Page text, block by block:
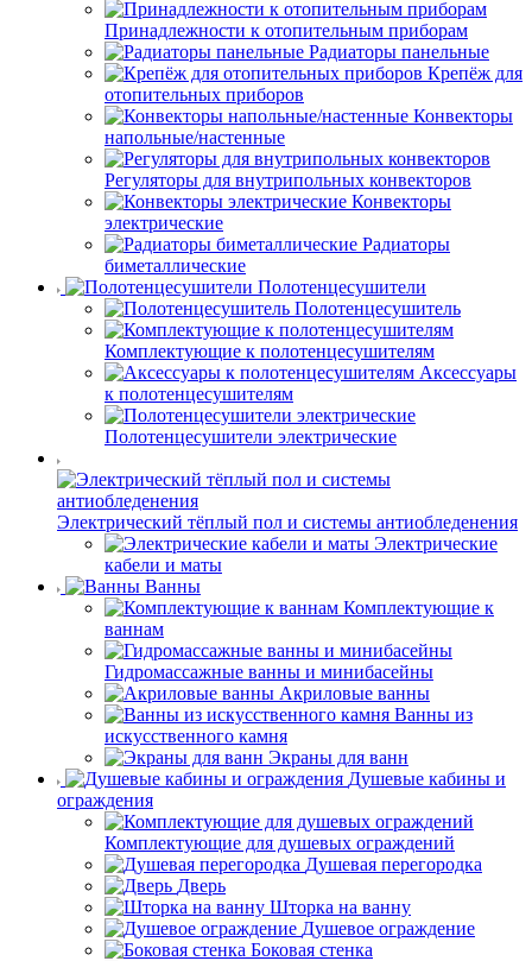
Принадлежности к отопительным приборам
Радиаторы панельные
Крепёж для
отопительных приборов
Конвекторы
напольные/настенные
Регуляторы для внутрипольных конвекторов
Конвекторы
электрические
Радиаторы
биметаллические
Полотенцесушители
Полотенцесушитель
Комплектующие к полотенцесушителям
Аксессуары
к полотенцесушителям
Полотенцесушители электрические
Электрический тёплый пол и системы антиобледенения
Электрические
кабели и маты
Ванны
Комплектующие к
ваннам
Гидромассажные ванны и минибасейны
Акриловые ванны
Ванны из
искусственного камня
Экраны для ванн
Душевые кабины и
ограждения
Комплектующие для душевых ограждений
Душевая перегородка
Дверь
Шторка на ванну
Душевое ограждение
Боковая стенка